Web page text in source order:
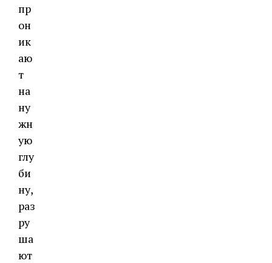
пр
он
ик
аю
т
на
ну
жн
ую
глу
би
ну,
раз
ру
ша
ют